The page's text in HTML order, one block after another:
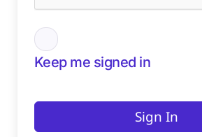
Keep me signed in
Sign In